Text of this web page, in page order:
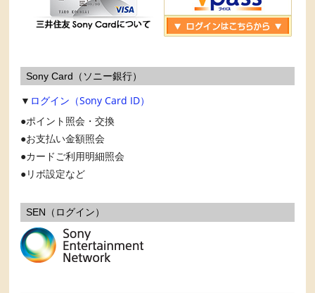
Sony Card（ソニー銀行）
▼ ログイン（Sony Card ID）
ポイント照会・交換
お支払い金額照会
カードご利用明細照会
リボ設定など
SEN（ログイン）